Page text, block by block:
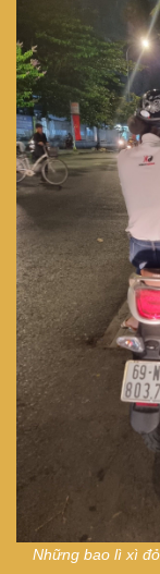
Những bao lì xì